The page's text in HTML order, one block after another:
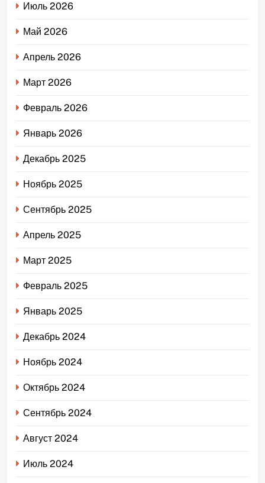
Июль 2026
Май 2026
Апрель 2026
Март 2026
Февраль 2026
Январь 2026
Декабрь 2025
Ноябрь 2025
Сентябрь 2025
Апрель 2025
Март 2025
Февраль 2025
Январь 2025
Декабрь 2024
Ноябрь 2024
Октябрь 2024
Сентябрь 2024
Август 2024
Июль 2024